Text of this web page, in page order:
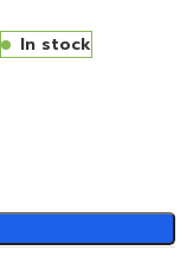
In stock